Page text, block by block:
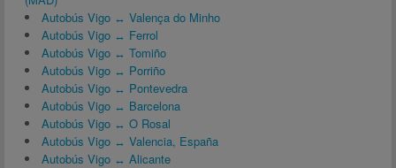
Autobús Vigo ↔ Valença do Minho
Autobús Vigo ↔ Ferrol
Autobús Vigo ↔ Tomiño
Autobús Vigo ↔ Porriño
Autobús Vigo ↔ Pontevedra
Autobús Vigo ↔ Barcelona
Autobús Vigo ↔ O Rosal
Autobús Vigo ↔ Valencia, España
Autobús Vigo ↔ Alicante